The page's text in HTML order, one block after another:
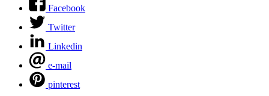
Facebook
Twitter
Linkedin
e-mail
pinterest